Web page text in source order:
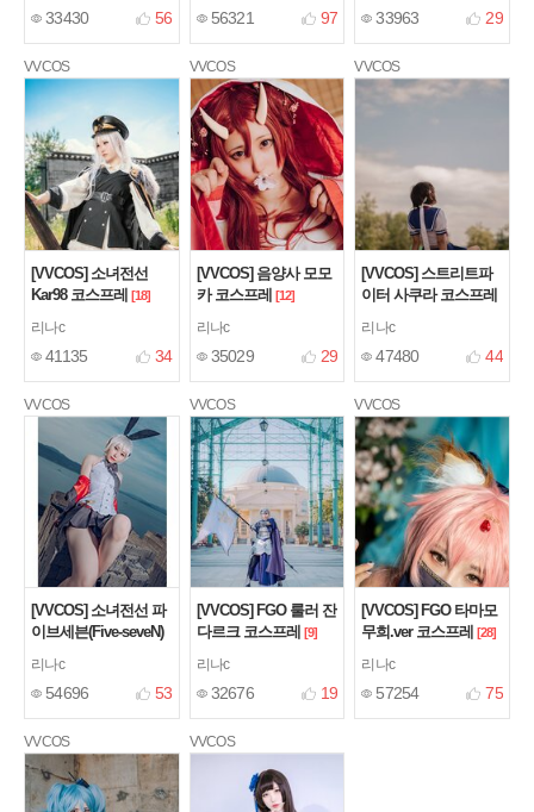
33430 56 56321 97 33963 29
VVCOS
[VVCOS] 소녀전선
Kar98 코스프레 [18]
리나c
41135 34
VVCOS
[VVCOS] 음양사 모모
카 코스프레 [12]
리나c
35029 29
VVCOS
[VVCOS] 스트리트파
이터 사쿠라 코스프레
리나c
47480 44
VVCOS
[VVCOS] 소녀전선 파
이브세븐(Five-seveN)
리나c
54696 53
VVCOS
[VVCOS] FGO 룰러 잔
다르크 코스프레
[9]
리나c
32676 19
VVCOS
[VVCOS] FGO 타마모
무희.ver 코스프레
[28]
리나c
57254 75
VVCOS VVCOS